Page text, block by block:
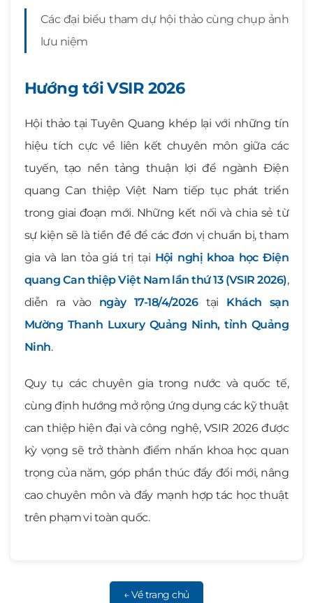
Các đại biểu tham dự hội thảo cùng chụp ảnh
lưu niệm
Hướng tới VSIR 2026
Hội thảo tại Tuyên Quang khép lại với những tín
hiệu tích cực về liên kết chuyên môn giữa các
tuyến, tạo nền tảng thuận lợi để ngành Điện
quang Can thiệp Việt Nam tiếp tục phát triển
trong giai đoạn mới. Những kết nối và chia sẻ từ
sự kiện sẽ là tiền đề để các đơn vị chuẩn bị, tham
gia và lan tỏa giá trị tại Hội nghị khoa học Điện
quang Can thiệp Việt Nam lần thứ 13 (VSIR 2026),
diễn ra vào ngày 17-18/4/2026tại Khách sạn
Mường Thanh Luxury Quảng Ninh, tỉnh Quảng
Ninh.
Quy tụ các chuyên gia trong nước và quốc tế,
cùng định hướng mở rộng ứng dụng các kỹ thuật
can thiệp hiện đại và công nghệ, VSIR 2026 được
kỳ vọng sẽ trở thành điểm nhấn khoa học quan
trọng của năm, góp phần thúc đẩy đổi mới, nâng
cao chuyên môn và đẩy mạnh hợp tác học thuật
trên phạm vi toàn quốc.
← Về trang chủ